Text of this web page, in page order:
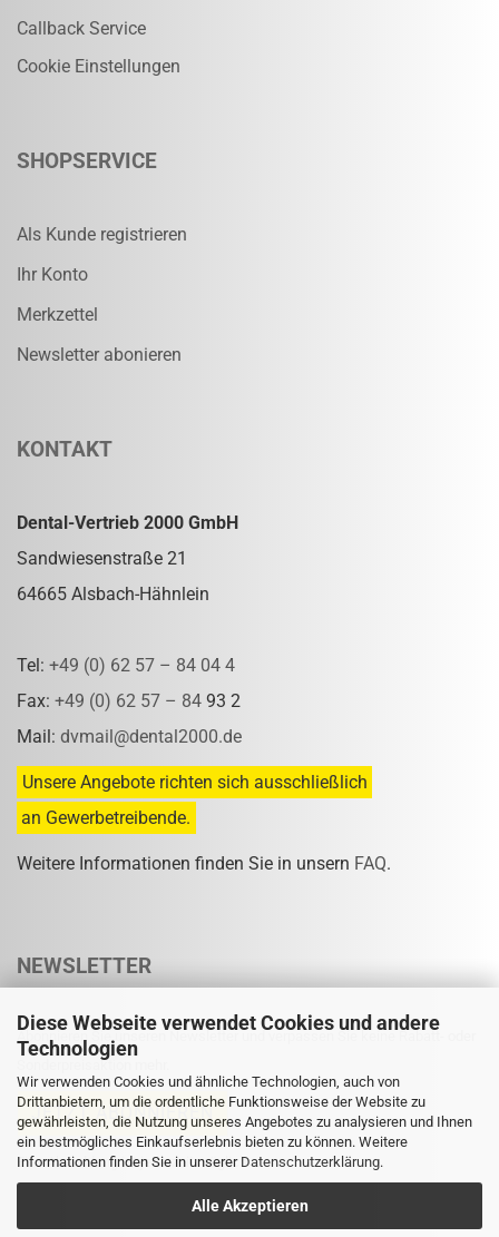
Diese Webseite verwendet Cookies und andere
Technologien
Wir verwenden Cookies und ähnliche Technologien, auch von
Drittanbietern, um die ordentliche Funktionsweise der Website zu
gewährleisten, die Nutzung unseres Angebotes zu analysieren und Ihnen
ein bestmögliches Einkaufserlebnis bieten zu können. Weitere
Informationen finden Sie in unserer Datenschutzerklärung.
Alle Akzeptieren
Callback Service
Cookie Einstellungen
SHOPSERVICE
Als Kunde registrieren
Ihr Konto
Merkzettel
Newsletter abonieren
KONTAKT
Dental-Vertrieb 2000 GmbH
Sandwiesenstraße 21
64665 Alsbach-Hähnlein
Tel: +49 (0) 62 57 – 84 04 4
Fax: +49 (0) 62 57 – 84 93 2
Mail: dvmail@dental2000.de
Unsere Angebote richten sich ausschließlich
an Gewerbetreibende.
Weitere Informationen finden Sie in unsern FAQ.
NEWSLETTER
Abonnieren Sie unseren Newsletter und verpassen Sie keine Rabatt- oder
Sonderpreisaktion mehr.
Eine Abmeldung ist jederzeit möglich.